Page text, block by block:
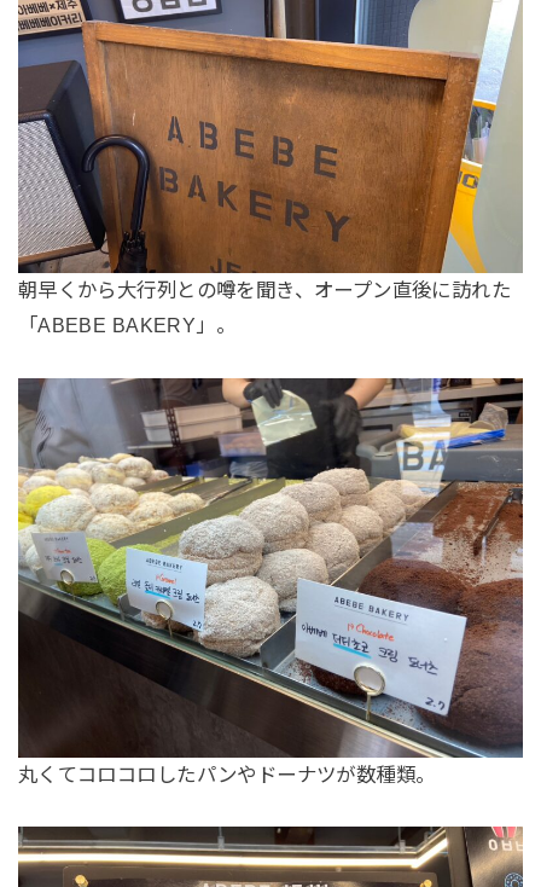
朝早くから大行列との噂を聞き、オープン直後に訪れた
「ABEBE BAKERY」。
丸くてコロコロしたパンやドーナツが数種類。